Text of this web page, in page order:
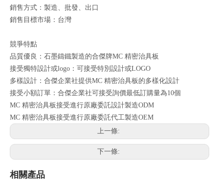
銷售方式：製造、批發、出口
銷售目標市場：台灣
競爭特點
品質優良：石墨鑄鐵製造的合傑牌MC 精密治具板
接受獨特設計或logo：可接受特別設計或LOGO
多樣設計：合傑企業社提供MC 精密治具板的多樣化設計
接受小額訂單：合傑企業社可接受詢價最低訂購量為10個
MC 精密治具板接受進行原廠委託設計製造ODM
MC 精密治具板接受進行原廠委託代工製造OEM
上一條:
下一條:
相關產品